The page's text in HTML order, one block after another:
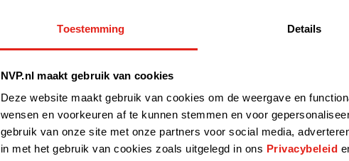
Toestemming Details
NVP.nl maakt gebruik van cookies
Deze website maakt gebruik van cookies om de weergave en
wensen en voorkeuren af te kunnen stemmen en voor
gebruik van onze site met onze partners voor social media,
in met het gebruik van cookies zoals uitgelegd in ons Privacybeleid
NVP Seminar 2023: Het vermogen van macht
NVP Seminar Het NVP Seminar is hét flagship event van het jaar voor de NVP,
mogelijkheden tot verdieping en netwerken. Schrijf je hier in. Voor wie?
geassocieerde leden, derden. Programma 14.30…
Lees het volledige bericht >